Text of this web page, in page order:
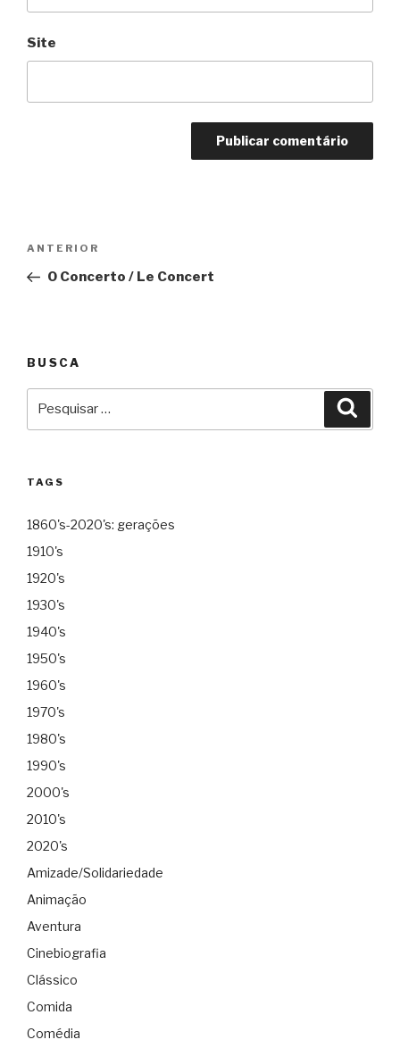
Site
Post
Anterior
ANTERIOR
O Concerto / Le Concert
BUSCA
TAGS
1860's-2020's: gerações
1910's
1920's
1930's
1940's
1950's
1960's
1970's
1980's
1990's
2000's
2010's
2020's
Amizade/Solidariedade
Animação
Aventura
Cinebiografia
Clássico
Comida
Comédia